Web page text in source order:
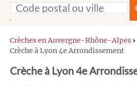
Crèches en Auvergne-Rhône-Alpes ›
Crèche à Lyon 4e Arrondissement
Crèche à Lyon 4e